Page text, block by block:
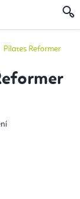
Pilates Reformer